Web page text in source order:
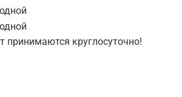
принимаются круглосуточно!